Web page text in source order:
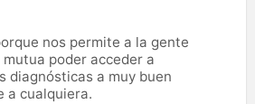
nos permite a la gente
poder acceder a
diagnósticas a muy buen
a cualquiera.